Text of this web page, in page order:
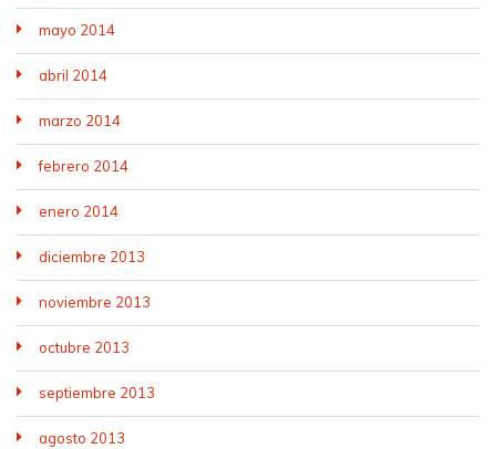
mayo 2014
abril 2014
marzo 2014
febrero 2014
enero 2014
diciembre 2013
noviembre 2013
octubre 2013
septiembre 2013
agosto 2013